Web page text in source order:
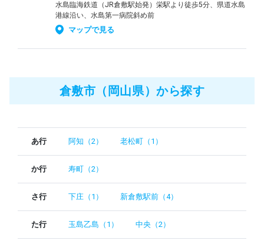
水島臨海鉄道（JR倉敷駅始発）栄駅より徒歩5分、県道水島
港線沿い、水島第一病院斜め前
マップで見る
倉敷市（岡山県）から探す
あ行 阿知（2） 老松町（1）
か行 寿町（2）
さ行 下庄（1） 新倉敷駅前（4）
た行 玉島乙島（1） 中央（2）